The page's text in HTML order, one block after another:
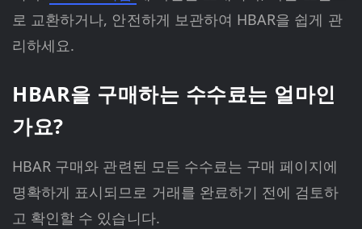
로 교환하거나, 안전하게 보관하여 HBAR을 쉽게 관
리하세요.
HBAR을 구매하는 수수료는 얼마인
가요?
HBAR 구매와 관련된 모든 수수료는 구매 페이지에
명확하게 표시되므로 거래를 완료하기 전에 검토하
고 확인할 수 있습니다.